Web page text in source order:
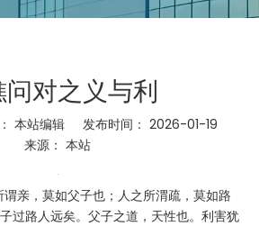
对之义与利
本站编辑 发布时间： 2026-01-19
来源： 本站
亲，莫如父子也；人之所渭疏，莫如路
过路人远矣。父子之道，天性也。利害犹